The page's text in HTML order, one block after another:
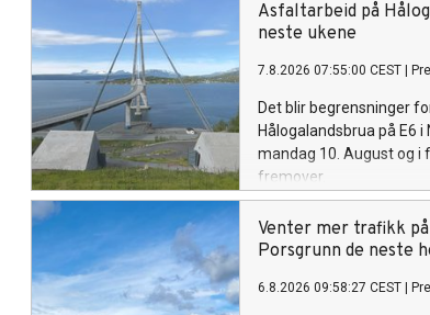
Asfaltarbeid på
neste ukene
7.8.2026 07:55:00 CEST
Det blir begrensninger
Hålogalandsbrua på E6 i
mandag 10. August og i
fremover.
Venter mer trafikk
Porsgrunn de neste
6.8.2026 09:58:27 CEST